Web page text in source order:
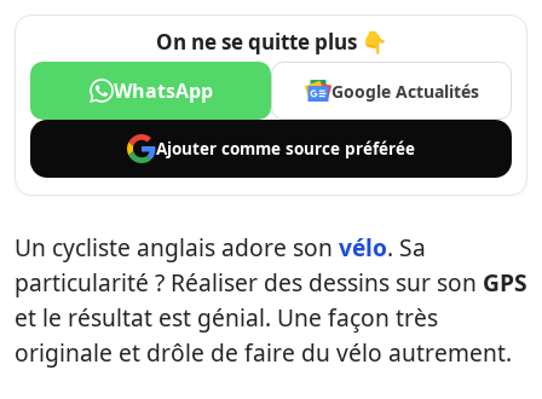
On ne se quitte plus 👇
WhatsApp Google Actualités
Ajouter comme source préférée
Un cycliste anglais adore son vélo. Sa
particularité ? Réaliser des dessins sur son GPS
et le résultat est génial. Une façon très
originale et drôle de faire du vélo autrement.